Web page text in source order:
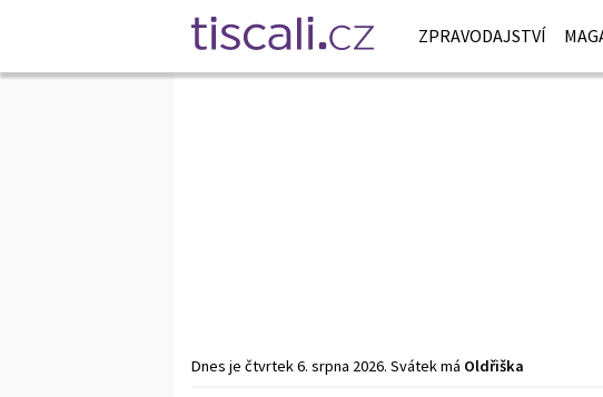
ZPRAVODAJSTVÍ
Dnes je čtvrtek6. srpna 2026. Svátek má Oldřiška